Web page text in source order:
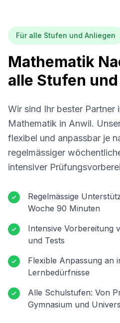
Für alle Stufen und Anliegen
Mathematik
alle Stufen
Wir sind Ihr bester Partner
Mathematik in Anwil.
flexibel und anpassbar je
regelmässiger
intensiver
Regelmässige
Woche 90 Minuten
Intensive Vorbereitung
und Tests
Flexible Anpassung an
Lernbedürfnisse
Alle Schulstufen: Von
Gymnasium und